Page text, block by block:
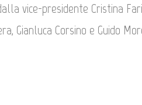
vice-presidente Cristina
Gianluca Corsino e Guido